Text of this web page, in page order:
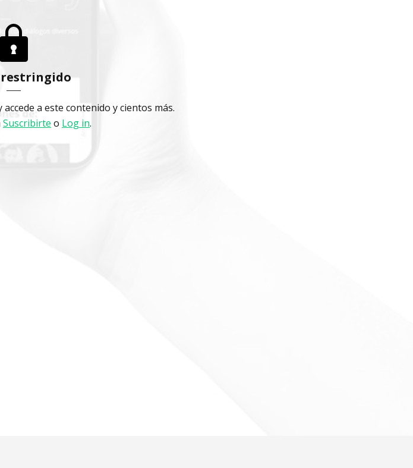
restringido
a este contenido y cientos más.
Suscribirte o Log in.